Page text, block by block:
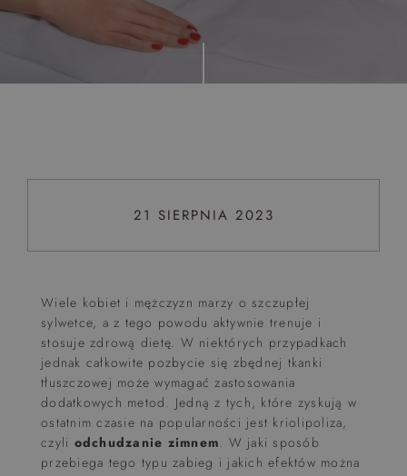
Top 5 bestsellers
21 SIERPNIA 2023
Wiele kobiet i mężczyzn marzy o szczupłej
sylwetce, a z tego powodu aktywnie trenuje i
stosuje zdrową dietę. W niektórych przypadkach
jednak całkowite pozbycie się zbędnej tkanki
tłuszczowej może wymagać zastosowania
dodatkowych metod. Jedną z tych, które zyskują w
ostatnim czasie na popularności jest kriolipoliza,
czyli odchudzanie zimnem. W jaki sposób
przebiega tego typu zabieg i jakich efektów można